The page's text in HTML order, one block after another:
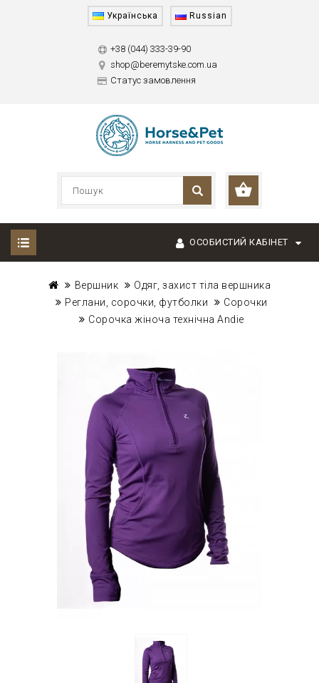
Українська Russian
+38 (044) 333-39-90
shop@beremytske.com.ua
Статус замовлення
ОСОБИСТИЙ КАБІНЕТ
Вершник
Одяг, захист тіла вершника
Реглани, сорочки, футболки
Сорочки
Сорочка жіноча технічна Andie